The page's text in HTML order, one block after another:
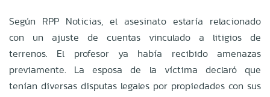
Según RPP Noticias, el asesinato estaría relacionado
con un ajuste de cuentas vinculado a litigios de
terrenos. El profesor ya había recibido amenazas
previamente. La esposa de la víctima declaró que
tenían diversas disputas legales por propiedades con sus